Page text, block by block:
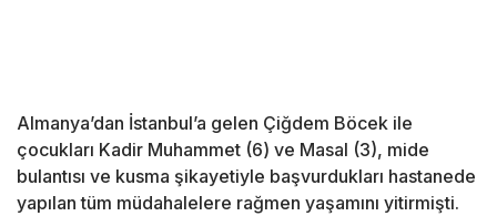
Almanya’dan İstanbul’a gelen Çiğdem Böcek ile
çocukları Kadir Muhammet (6) ve Masal (3), mide
bulantısı ve kusma şikayetiyle başvurdukları hastanede
yapılan tüm müdahalelere rağmen yaşamını yitirmişti.